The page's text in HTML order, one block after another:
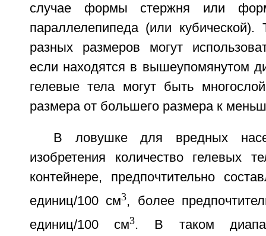
случае формы стержня или
параллелепипеда (или кубической).
разных размеров могут
если находятся в вышеупомянутом
гелевые тела могут быть
размера от большего размера к
В ловушке для вредных
изобретения количество гелевых
контейнере, предпочтительно
единиц/100 см3, более
единиц/100 см3. В таком